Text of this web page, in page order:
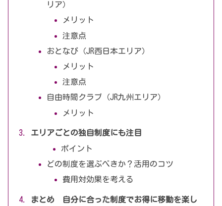
リア）
メリット
注意点
おとなび（JR西日本エリア）
メリット
注意点
自由時間クラブ（JR九州エリア）
メリット
エリアごとの独自制度にも注目
ポイント
どの制度を選ぶべきか？活用のコツ
費用対効果を考える
まとめ 自分に合った制度でお得に移動を楽し